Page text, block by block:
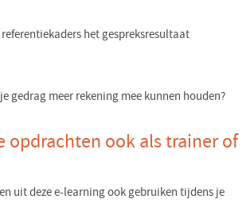
het gespreksresultaat
gedrag meer rekening mee kunnen houden?
opdrachten ook als trainer of
uit deze e-learning ook gebruiken tijdens je